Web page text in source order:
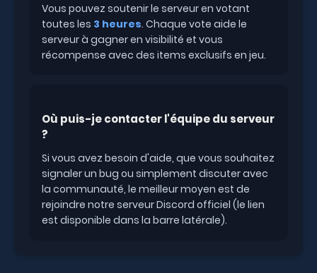
Vous pouvez soutenir le serveur en votant
toutes les 3 heures. Chaque vote aide le
serveur à gagner en visibilité et vous
récompense avec des items exclusifs en jeu.
Où puis-je contacter l'équipe du serveur
?
Si vous avez besoin d'aide, que vous souhaitez
signaler un bug ou simplement discuter avec
la communauté, le meilleur moyen est de
rejoindre notre serveur Discord officiel (le lien
est disponible dans la barre latérale).